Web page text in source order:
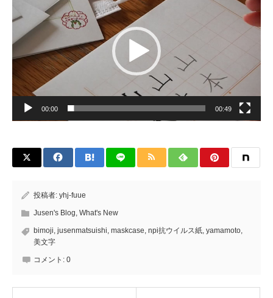
ー
ー
00:00 00:49
投稿者: yhj-fuue
Jusen's Blog, What's New
bimoji, jusenmatsuishi, maskcase, npi抗ウイルス紙, yamamoto,
美文字
コメント: 0